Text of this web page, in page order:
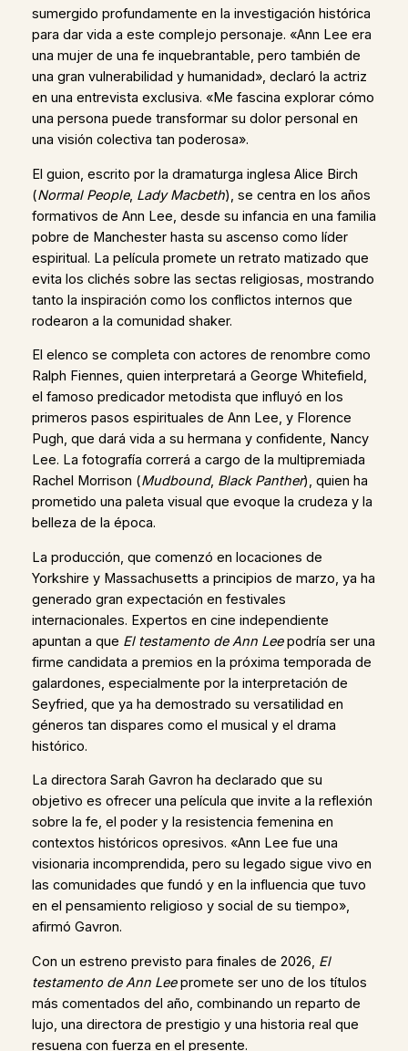
sumergido profundamente en la investigación histórica
para dar vida a este complejo personaje. «Ann Lee era
una mujer de una fe inquebrantable, pero también de
una gran vulnerabilidad y humanidad», declaró la actriz
en una entrevista exclusiva. «Me fascina explorar cómo
una persona puede transformar su dolor personal en
una visión colectiva tan poderosa».
El guion, escrito por la dramaturga inglesa Alice Birch
(Normal People, Lady Macbeth), se centra en los años
formativos de Ann Lee, desde su infancia en una familia
pobre de Manchester hasta su ascenso como líder
espiritual. La película promete un retrato matizado que
evita los clichés sobre las sectas religiosas, mostrando
tanto la inspiración como los conflictos internos que
rodearon a la comunidad shaker.
El elenco se completa con actores de renombre como
Ralph Fiennes, quien interpretará a George Whitefield,
el famoso predicador metodista que influyó en los
primeros pasos espirituales de Ann Lee, y Florence
Pugh, que dará vida a su hermana y confidente, Nancy
Lee. La fotografía correrá a cargo de la multipremiada
Rachel Morrison (Mudbound, Black Panther), quien ha
prometido una paleta visual que evoque la crudeza y la
belleza de la época.
La producción, que comenzó en locaciones de
Yorkshire y Massachusetts a principios de marzo, ya ha
generado gran expectación en festivales
internacionales. Expertos en cine independiente
apuntan a que El testamento de Ann Leepodría ser una
firme candidata a premios en la próxima temporada de
galardones, especialmente por la interpretación de
Seyfried, que ya ha demostrado su versatilidad en
géneros tan dispares como el musical y el drama
histórico.
La directora Sarah Gavron ha declarado que su
objetivo es ofrecer una película que invite a la reflexión
sobre la fe, el poder y la resistencia femenina en
contextos históricos opresivos. «Ann Lee fue una
visionaria incomprendida, pero su legado sigue vivo en
las comunidades que fundó y en la influencia que tuvo
en el pensamiento religioso y social de su tiempo»,
afirmó Gavron.
Con un estreno previsto para finales de 2026, El
testamento de Ann Leepromete ser uno de los títulos
más comentados del año, combinando un reparto de
lujo, una directora de prestigio y una historia real que
resuena con fuerza en el presente.